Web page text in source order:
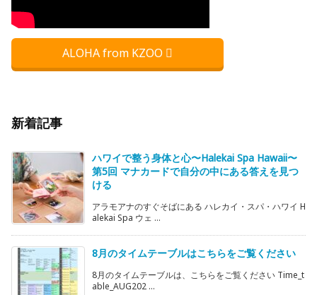
ALOHA from KZOO
新着記事
ハワイで整う身体と心〜Halekai Spa Hawaii〜
第5回 マナカードで自分の中にある答えを見つ
ける
アラモアナのすぐそばにある ハレカイ・スパ・ハワイ H
alekai Spa ウェ ...
8月のタイムテーブルはこちらをご覧ください
8月のタイムテーブルは、こちらをご覧ください Time_t
able_AUG202 ...